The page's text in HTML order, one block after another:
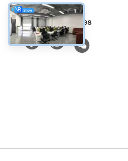
Las redes sociales